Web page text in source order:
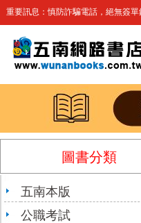
重要訊息：慎防詐騙電話，絕無簽
圖書分類
五南本版
公職考試